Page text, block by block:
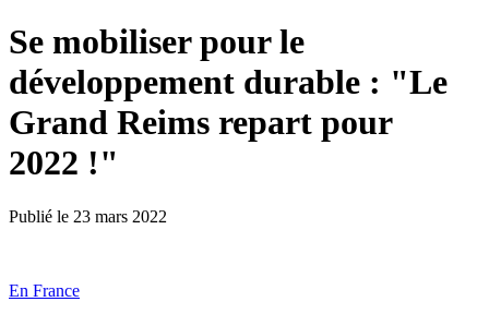
Se mobiliser pour le
développement durable : "Le
Grand Reims repart pour
2022 !"
Publié le 23 mars 2022
En France